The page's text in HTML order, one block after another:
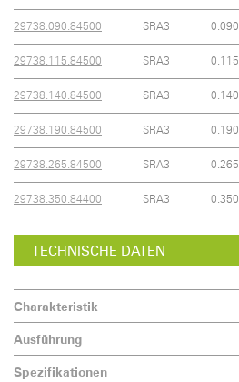
29738.090.84500 SRA3 0.090
29738.115.84500 SRA3 0.115
29738.140.84500 SRA3 0.140
29738.190.84500 SRA3 0.190
29738.265.84500 SRA3 0.265
29738.350.84400 SRA3 0.350
TECHNISCHE DATEN
Charakteristik
Ausführung
Spezifikationen